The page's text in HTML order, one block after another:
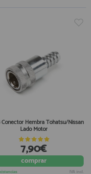
Conector Hembra Tohatsu/Nissan
Lado Motor
7,90€
comprar
IVA incl.